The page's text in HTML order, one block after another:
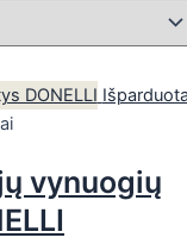
vynuogių